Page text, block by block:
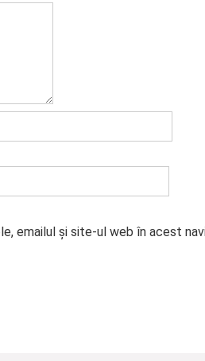
emailul și site-ul web în acest